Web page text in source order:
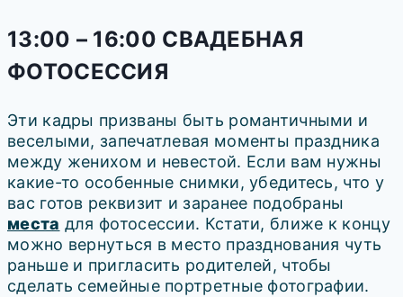
13:00 – 16:00 СВАДЕБНАЯ
ФОТОСЕССИЯ
Эти кадры призваны быть романтичными и
веселыми, запечатлевая моменты праздника
между женихом и невестой. Если вам нужны
какие-то особенные снимки, убедитесь, что у
вас готов реквизит и заранее подобраны
места для фотосессии. Кстати, ближе к концу
можно вернуться в место празднования чуть
раньше и пригласить родителей, чтобы
сделать семейные портретные фотографии.